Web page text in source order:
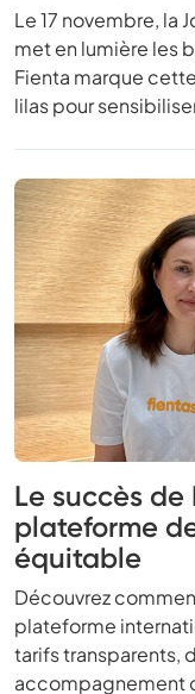
Le 17 novembre, la
met en lumière les
Fienta marque
lilas pour
Le succès
plateforme
équitable
Découvrez
plateforme
tarifs transparents,
accompagnement